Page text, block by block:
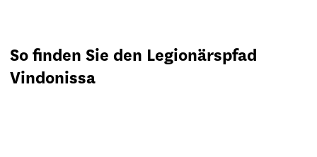
So finden Sie den Legionärspfad
Vindonissa